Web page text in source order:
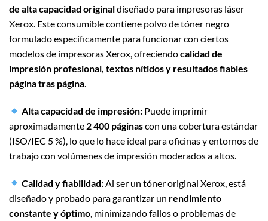
de alta capacidad originaldiseñado para impresoras láser
Xerox. Este consumible contiene polvo de tóner negro
formulado específicamente para funcionar con ciertos
modelos de impresoras Xerox, ofreciendocalidad de
impresión profesional, textos nítidos y resultados fiables
página tras página.
Alta capacidad de impresión: Puede imprimir
aproximadamente 2 400 páginascon una cobertura estándar
(ISO/IEC 5 %), lo que lo hace ideal para oficinas y entornos de
trabajo con volúmenes de impresión moderados a altos.
Calidad y fiabilidad: Al ser un tóner original Xerox, está
diseñado y probado para garantizar un rendimiento
constante y óptimo , minimizando fallos o problemas de